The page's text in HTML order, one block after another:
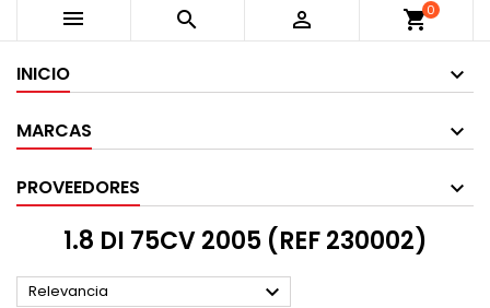
   shopping_cart0
INICIO
MARCAS
PROVEEDORES
1.8 DI 75CV 2005 (REF 230002)
Relevancia 